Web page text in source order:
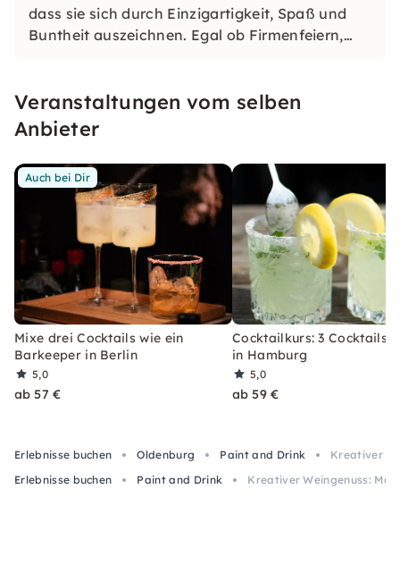
dass sie sich durch Einzigartigkeit, Spaß und
Buntheit auszeichnen. Egal ob Firmenfeiern,
erleben, welches Du so schnell nicht vergessen
wirst.
Veranstaltungen vom selben
Anbieter
Auch bei Dir
Mixe drei Cocktails wie ein
Barkeeper in Berlin
5,0
ab 57 €
Cocktailkurs: 3 Cocktails
in Hamburg
5,0
ab 59 €
Erlebnisse buchen Oldenburg Paint and Drink
Kreativer
Erlebnisse buchen
Paint and Drink Kreativer Weingenuss: